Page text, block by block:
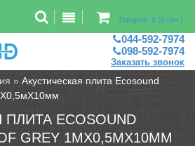
рассчет помещений
Товаров: 0 (0 грн.)
044-592-7974
098-592-7974
Заказать звонок
»Акустическая плита Ecosound
ECOSOUND
GREY 1МХ0,5МХ10ММ